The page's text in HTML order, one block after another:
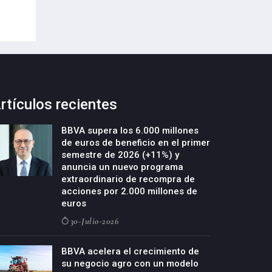
recientes
BBVA supera los 6.000 millones
de euros de beneficio en el primer
semestre de 2026 (+11%) y
anuncia un nuevo programa
extraordinario de recompra de
acciones por 2.000 millones de
euros
30-Julio-2026
BBVA acelera el crecimiento de
su negocio agro con un modelo